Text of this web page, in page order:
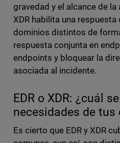
gravedad y el alcance de
XDR habilita una
dominios distintos de
respuesta conjunta en
endpoints y bloquear la
asociada al incidente.
EDR o XDR: ¿cuál
necesidades de tus
Es cierto que EDR y XDR